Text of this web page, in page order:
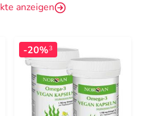
anzeigen
-20%3